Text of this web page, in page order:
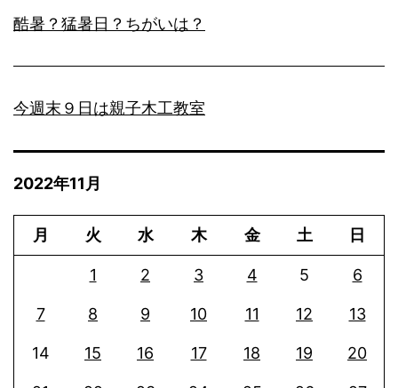
酷暑？猛暑日？ちがいは？
今週末９日は親子木工教室
2022年11月
月 火 水 木 金 土 日
1 2 3 4 5 6
7 8 9 10 11 12 13
14 15 16 17 18 19 20